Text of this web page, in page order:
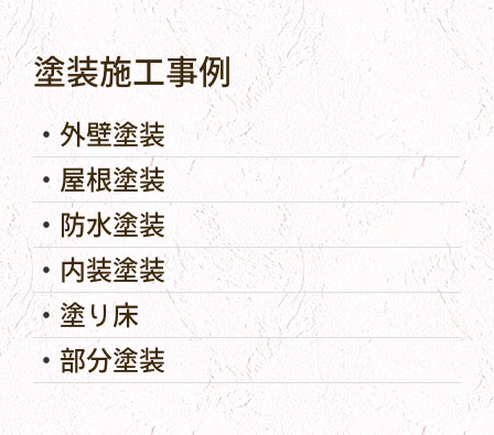
塗装施工事例
外壁塗装
屋根塗装
防水塗装
内装塗装
塗り床
部分塗装